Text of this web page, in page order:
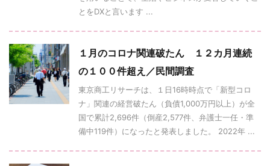
とをDXと言います ...
１月のコロナ関連破たん １２カ月連続
の１００件超え／民間調査
東京商工リサーチは、１日16時時点で「新型コロ
ナ」関連の経営破たん（負債1,000万円以上）が全
国で累計2,696件（倒産2,577件、弁護士一任・準
備中119件）になったと発表しました。 2022年 ...